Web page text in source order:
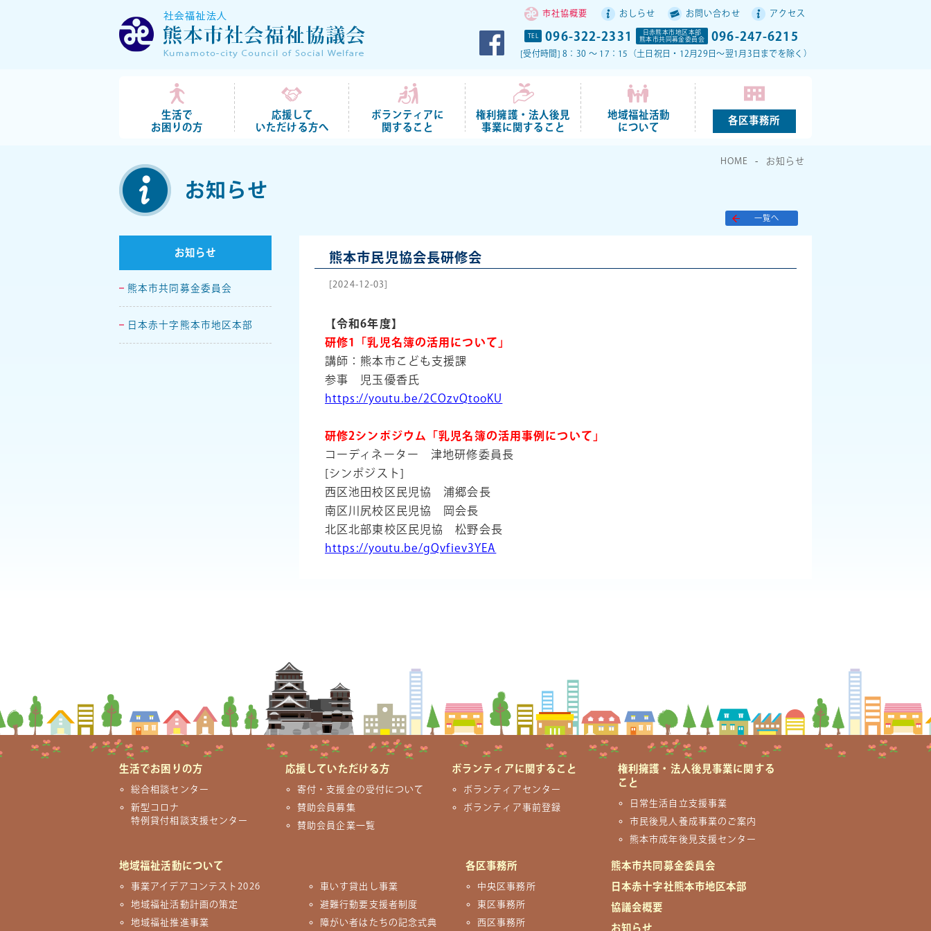
TEL 096-322-2331 日赤熊本市地区本部
熊本市共同募金委員会 096-247-6215
[受付時間] 8：30 ～ 17：15（土日祝日・12月29日～翌1月3日までを除く）
市社協概要 おしらせ お問い合わせ アクセス
生活で
お困りの方
応援して
いただける方へ
ボランティアに
関すること
権利擁護・法人後見
事業に関すること
地域福祉活動
について
各区事務所
HOME お知らせ
お知らせ
一覧へ
熊本市民児協会長研修会
[2024-12-03]
【令和6年度】
研修1「乳児名簿の活用について」
講師：熊本市こども支援課
参事 児玉優香氏
https://youtu.be/2COzvQtooKU
研修2シンポジウム「乳児名簿の活用事例について」
コーディネーター 津地研修委員長
[シンポジスト]
西区池田校区民児協 浦郷会長
南区川尻校区民児協 岡会長
北区北部東校区民児協 松野会長
https://youtu.be/gQvfiev3YEA
お知らせ
熊本市共同募金委員会
日本赤十字熊本市地区本部
生活でお困りの方
総合相談センター
新型コロナ
特例貸付相談支援センター
応援していただける方
寄付・支援金の受付について
賛助会員募集
賛助会員企業一覧
ボランティアに関すること
ボランティアセンター
ボランティア事前登録
権利擁護・法人後見事業に関する
こと
日常生活自立支援事業
市民後見人養成事業のご案内
熊本市成年後見支援センター
地域福祉活動について
事業アイデアコンテスト2026
地域福祉活動計画の策定
地域福祉推進事業
車いす貸出し事業
避難行動要支援者制度
障がい者はたちの記念式典
各区事務所
中央区事務所
東区事務所
西区事務所
熊本市共同募金委員会
日本赤十字社熊本市地区本部
協議会概要